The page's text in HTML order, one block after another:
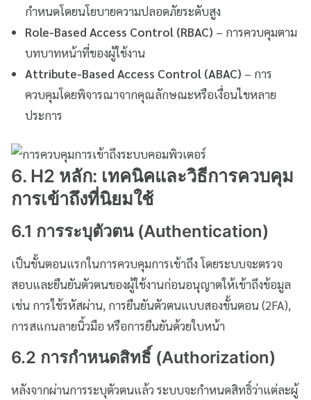
กำหนดโดยนโยบายความปลอดภัยระดับสูง
Role-Based Access Control (RBAC) – การควบคุมตาม
บทบาทหน้าที่ของผู้ใช้งาน
Attribute-Based Access Control (ABAC) – การ
ควบคุมโดยพิจารณาจากคุณลักษณะหรือเงื่อนไขหลาย
ประการ
6. H2 หลัก: เทคนิคและวิธีการควบคุม
การเข้าถึงที่นิยมใช้
6.1 การระบุตัวตน (Authentication)
เป็นขั้นตอนแรกในการควบคุมการเข้าถึง โดยระบบจะตรวจ
สอบและยืนยันตัวตนของผู้ใช้งานก่อนอนุญาตให้เข้าถึงข้อมูล
เช่น การใช้รหัสผ่าน, การยืนยันตัวตนแบบสองขั้นตอน (2FA),
การสแกนลายนิ้วมือ หรือการยืนยันด้วยใบหน้า
6.2 การกำหนดสิทธิ์ (Authorization)
หลังจากผ่านการระบุตัวตนแล้ว ระบบจะกำหนดสิทธิ์ว่าแต่ละผู้